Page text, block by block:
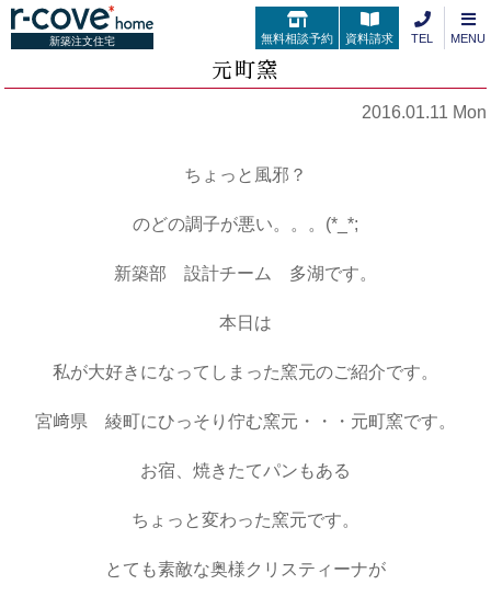
新築注文住宅 無料相談予約 資料請求 TEL MENU
元町窯
2016.01.11 Mon
ちょっと風邪？
のどの調子が悪い。。。(*_*;
新築部 設計チーム 多湖です。
本日は
私が大好きになってしまった窯元のご紹介です。
宮﨑県 綾町にひっそり佇む窯元・・・元町窯です。
お宿、焼きたてパンもある
ちょっと変わった窯元です。
とても素敵な奥様クリスティーナが